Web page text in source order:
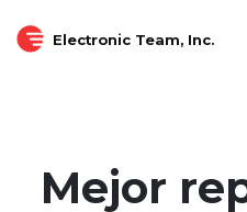
Electronic Team, Inc.
Mejor